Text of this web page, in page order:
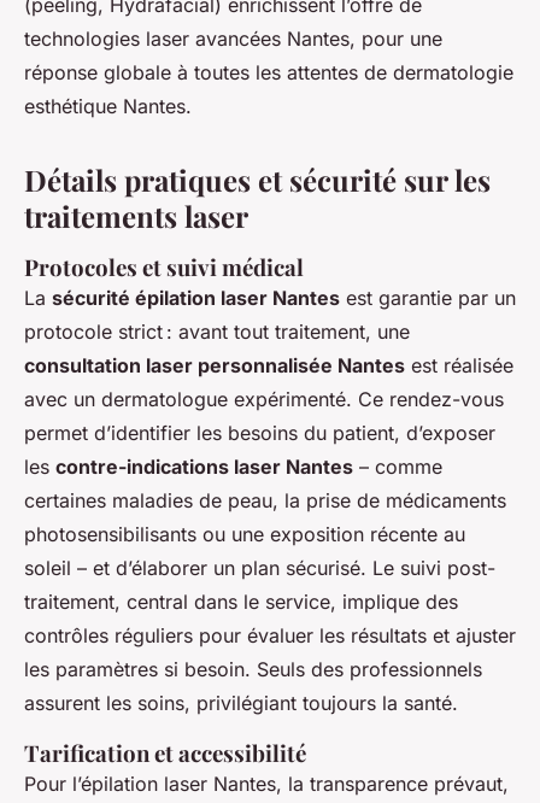
technologies laser avancées Nantes, pour une
réponse globale à toutes les attentes de dermatologie
esthétique Nantes.
Détails pratiques et sécurité sur les
traitements laser
Protocoles et suivi médical
La sécurité épilation laser Nantes est garantie par un
protocole strict : avant tout traitement, une
consultation laser personnalisée Nantes est réalisée
avec un dermatologue expérimenté. Ce rendez-vous
permet d’identifier les besoins du patient, d’exposer
les contre-indications laser Nantes – comme
certaines maladies de peau, la prise de médicaments
photosensibilisants ou une exposition récente au
soleil – et d’élaborer un plan sécurisé. Le suivi post-
traitement, central dans le service, implique des
contrôles réguliers pour évaluer les résultats et ajuster
les paramètres si besoin. Seuls des professionnels
assurent les soins, privilégiant toujours la santé.
Tarification et accessibilité
Pour l’épilation laser Nantes, la transparence prévaut,